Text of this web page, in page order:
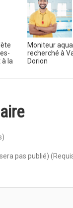
la
Moniteur
recherché à
Dorion
pas publié)